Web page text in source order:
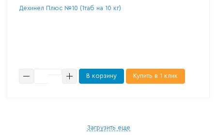
Дехинел Плюс №10 (1таб на 10 кг)
В корзину Купить в 1 клик
Загрузить еще